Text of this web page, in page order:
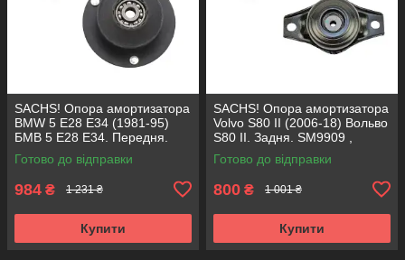
SACHS! Опора амортизатора
BMW 5 E28 E34 (1981-95)
БМВ 5 Е28 Е34. Передня.
SM1000 , 803151 , KB650.00 ,
VKDC35801
Готово до відправки
984 ₴ 1 231 ₴
Купити
SACHS! Опора амортизатора
Volvo S80 II (2006-18) Вольво
S80 II. Задня. SM9909 ,
802416 , KB952.10 ,
VKDA40436
Готово до відправки
800 ₴ 1 001 ₴
Купити